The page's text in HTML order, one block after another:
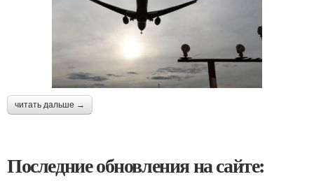
читать дальше →
Последние обновления на сайте: